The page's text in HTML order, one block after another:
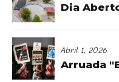
Dia
Abril 1, 2026
Arruada